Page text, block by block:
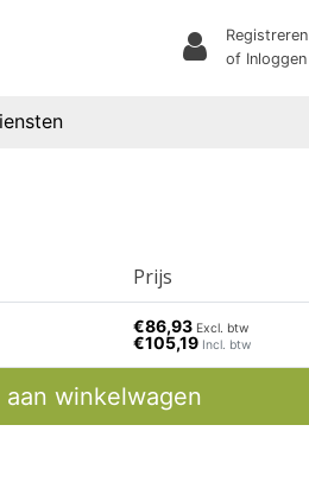
Registreren
of Inloggen
Prijs
€86,93 Excl. btw
€105,19 Incl. btw
aan winkelwagen